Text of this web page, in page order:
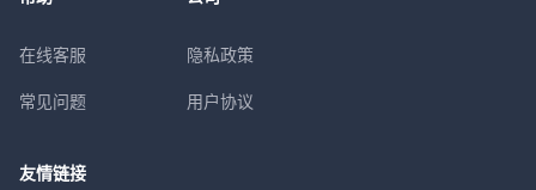
在线客服
常见问题
隐私政策
用户协议
友情链接